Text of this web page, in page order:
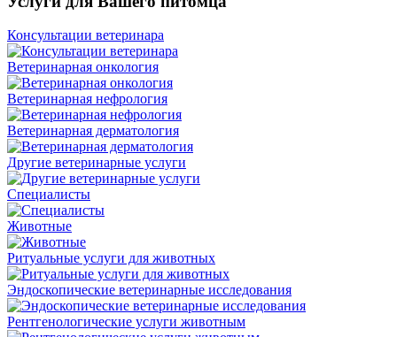
Консультации ветеринара
Ветеринарная онкология
Ветеринарная нефрология
Ветеринарная дерматология
Другие ветеринарные услуги
Специалисты
Животные
Ритуальные услуги для животных
Эндоскопические ветеринарные исследования
Рентгенологические услуги животным